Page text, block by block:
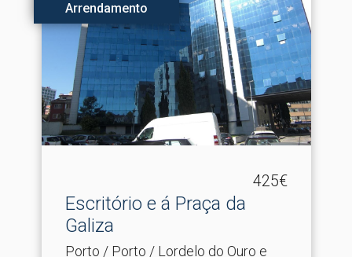
Arrendamento
425€
Escritório e á Praça da
Galiza
Porto / Porto / Lordelo do Ouro e